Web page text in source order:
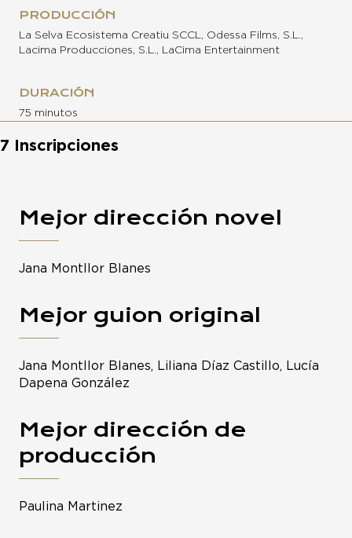
PRODUCCIÓN
La Selva Ecosistema Creatiu SCCL, Odessa Films, S.L.,
Lacima Producciones, S.L., LaCima Entertainment
DURACIÓN
75 minutos
7 Inscripciones
Mejor dirección novel
Jana Montllor Blanes
Mejor guion original
Jana Montllor Blanes, Liliana Díaz Castillo, Lucía
Dapena González
Mejor dirección de
producción
Paulina Martinez